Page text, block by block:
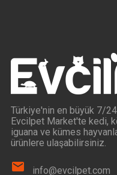
Türkiye'nin en büyük 7/
Evcilpet Market'te kedi,
iguana ve kümes
ürünlere ulaşabilirsiniz.
info@evcilpet.com